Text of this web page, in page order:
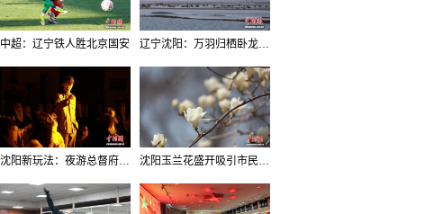
中超：辽宁铁人胜北京国安 辽宁沈阳：万羽归栖卧龙湖看群鸟齐飞
沈阳新玩法：夜游总督府，当一回“赴宴者” 沈阳玉兰花盛开吸引市民打卡